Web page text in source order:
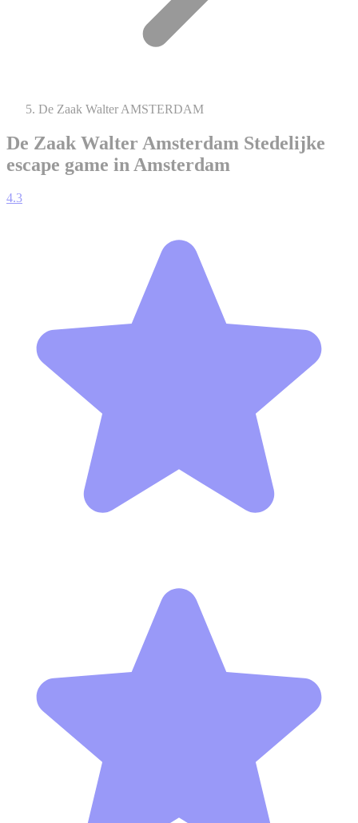
De Zaak Walter AMSTERDAM
De Zaak Walter Amsterdam Stedelijke
escape game in Amsterdam
4.3